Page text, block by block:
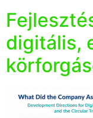
digitális,